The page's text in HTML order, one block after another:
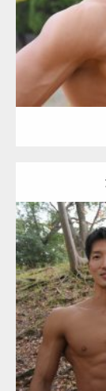
ダ
Category:公園
ダ